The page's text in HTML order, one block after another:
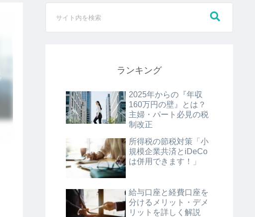
ランキング
2025年からの『年収
160万円の壁』とは？
主婦・パート必見の税
制改正
所得税の節税対策「小
規模企業共済とiDeCo
は併用できます！」
給与口座と経費口座を
分けるメリット・デメ
リットを詳しく解説